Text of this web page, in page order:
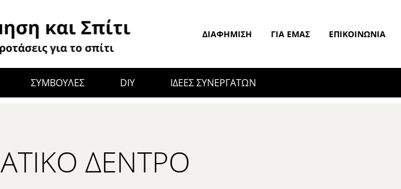
ΔΙΑΦΉΜΙΣΗ ΓΙΑ ΕΜΆΣ ΕΠΙΚΟΙΝΩΝΊΑ
ΣΥΜΒΟΥΛΕΣ DIY ΙΔΕΕΣ ΣΥΝΕΡΓΑΤΩΝ
ΔΈΝΤΡΟ